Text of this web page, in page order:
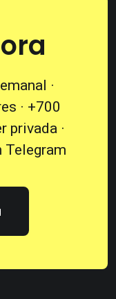
·
· +700
privada ·
Telegram